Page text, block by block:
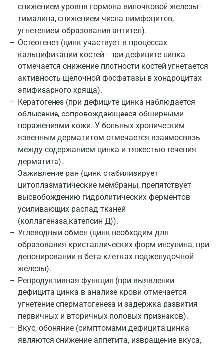
снижением уровня гормона вилочковой железы -
тималина, снижением числа лимфоцитов,
угнетением образования антител).
Остеогенез (цинк участвует в процессах
кальцификации костей - при дефиците цинка
отмечается снижение плотности костей угнетается
активность щелочной фосфатазы в хондроцитах
эпифизарного хряща).
Кератогенез (при дефиците цинка наблюдается
облысение, сопровождающееся обширными
поражениями кожи. У больных хроническим
язвенным дерматитом отмечается взаимосвязь
между содержанием цинка и тяжестью течения
дерматита).
Заживление ран (цинк стабилизирует
цитоплазматические мембраны, препятствует
высвобождению гидролитических ферментов
усиливающих распад тканей
(коллагеназа,катепсин Д)).
Углеводный обмен (цинк необходим для
образования кристаллических форм инсулина, при
депонировании в бета-клетках поджелудочной
железы).
Репродуктивная функция (при выявлении
дефицита цинка в анализе крови отмечается
угнетение сперматогенеза и задержка развития
первичных и вторичных половых признаков).
Вкус, обоняние (симптомами дефицита цинка
являются снижение аппетита, извращение вкуса,
Калининград
Калуга
Кемерово
Ковров
Коломна
Королев
Кострома
Котельники
Красногорск
Краснодар
Красноярск
Курск
Лабинск
Липецк
Лобня
Люберцы
Майкоп
Мурино